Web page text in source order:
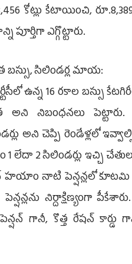
కోట్లు కేటాయించి,
పూర్తిగా ఎగ్గొట్టారు.
బస్సు, సిలిండర్ల మాయ:
ఉన్న 16 రకాల బస్సు
అని నిబంధనలు
అని చెప్పి రెండేళ్లలో
1 లేదా 2 సిలిండర్లు ఇచ్చి
నాటి పెన్షన్లలో కూటమి
పెన్షన్లను నిర్దాక్షిణ్యంగా
గానీ, కొత్త రేషన్‌ కార్డు